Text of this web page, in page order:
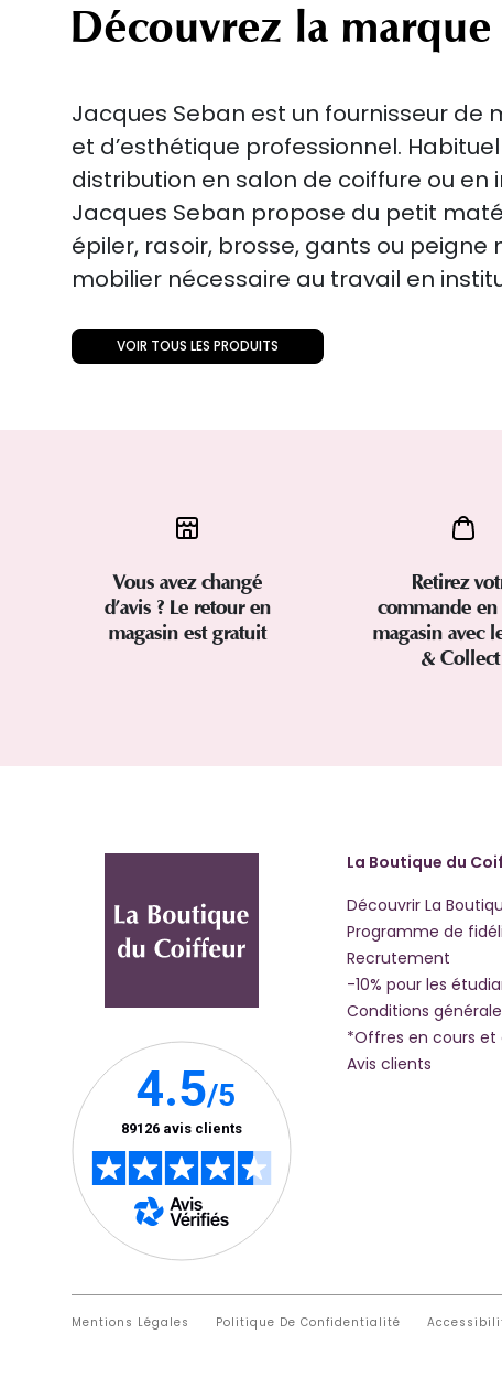
Découvrez la marque
Jacques Seban est un fournisseur de
et d’esthétique professionnel.
distribution en salon de coiffure ou en
Jacques Seban propose du petit
épiler, rasoir, brosse, gants ou peigne
mobilier nécessaire au travail en
VOIR TOUS LES PRODUITS
Vous avez changé
d’avis ? Le retour en
magasin est gratuit
Retirez
commande
magasin avec
& Collect
La Boutique du
Découvrir La
Programme de
Recrutement
-10% pour les
Conditions
*Offres en cours et
Avis clients
Mentions Légales Politique De Confidentialité